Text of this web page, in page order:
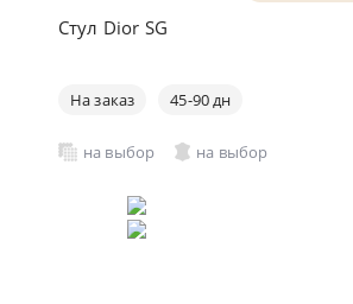
Стул Dior SG
На заказ 45-90 дн
на выбор на выбор